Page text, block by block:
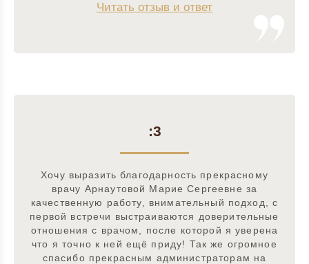
Читать отзыв и ответ
:3
Хочу выразить благодарность прекрасному
врачу Арнаутовой Марие Сергеевне за
качественную работу, внимательный подход, с
первой встречи выстраиваются доверительные
отношения с врачом, после которой я уверена
что я точно к ней ещё приду! Так же огромное
спасибо прекрасным администраторам на